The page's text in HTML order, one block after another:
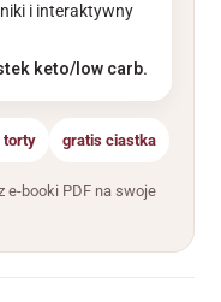
i interaktywny
keto/low carb.
torty gratis ciastka
e-booki PDF na swoje